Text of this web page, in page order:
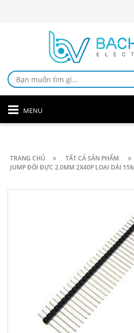
MENU
TRANG CHỦ
TẤT CẢ SẢN PHẨM
JUMP ĐÔI ĐỰC 2.0MM 2X40P LOẠI DÀI